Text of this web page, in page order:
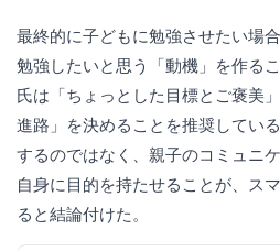
最終的に子どもに勉強させたい場
勉強したいと思う「動機」を作る
氏は「ちょっとした目標とご褒美
進路」を決めることを推奨してい
するのではなく、親子のコミュニ
自身に目的を持たせることが、ス
ると結論付けた。